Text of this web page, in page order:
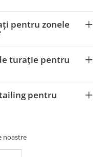
pentru zonele
turație pentru
pentru
noastre